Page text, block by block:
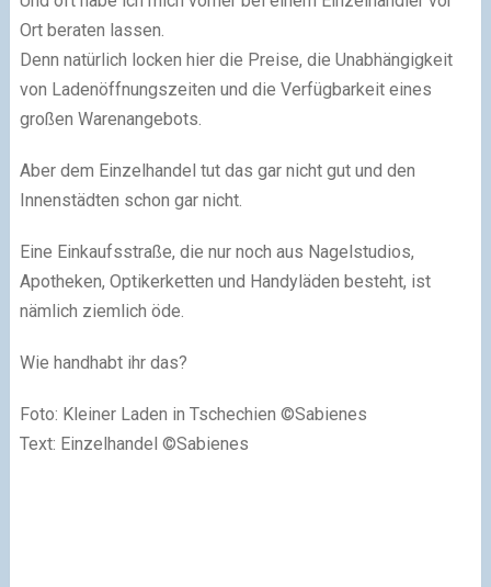
Ort beraten lassen.
Denn natürlich locken hier die Preise, die Unabhängigkeit
von Ladenöffnungszeiten und die Verfügbarkeit eines
großen Warenangebots.
Aber dem Einzelhandel tut das gar nicht gut und den
Innenstädten schon gar nicht.
Eine Einkaufsstraße, die nur noch aus Nagelstudios,
Apotheken, Optikerketten und Handyläden besteht, ist
nämlich ziemlich öde.
Wie handhabt ihr das?
Foto: Kleiner Laden in Tschechien ©Sabienes
Text: Einzelhandel ©Sabienes